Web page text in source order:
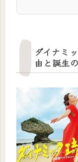
ダイナミ
由と誕生